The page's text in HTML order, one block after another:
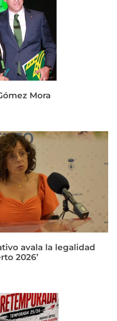
Mora
avala la legalidad
2026’